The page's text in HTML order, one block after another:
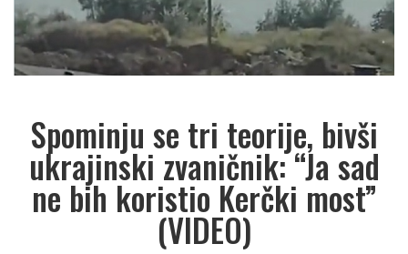
Spominju se tri teorije, bivši
ukrajinski zvaničnik: “Ja sad
ne bih koristio Kerčki most”
(VIDEO)